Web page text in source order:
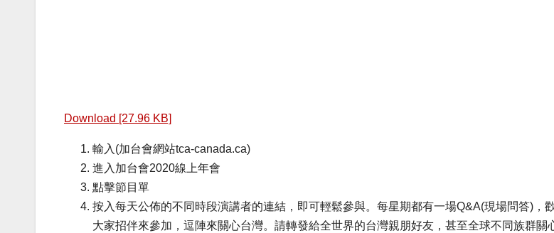
Download [27.96 KB]
輸入(加台會網站tca-canada.ca)
進入加台會2020線上年會
點擊節目單
按入每天公佈的不同時段演講者的連結，即可輕鬆參與。每星期都有一場Q&A(現場問答)，
大家招伴來參加，逗陣來關心台灣。請轉發給全世界的台灣親朋好友，甚至全球不同族群關